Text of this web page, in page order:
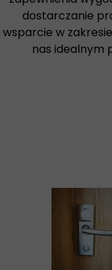
dostarczanie
wsparcie w
nas idealnym